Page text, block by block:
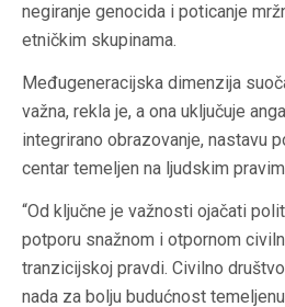
negiranje genocida i poticanje
etničkim skupinama.
Međugeneracijska dimenzija
važna, rekla je, a ona uključuje
integrirano obrazovanje, nastavu
centar temeljen na ljudskim
“Od ključne je važnosti ojačati
potporu snažnom i otpornom
tranzicijskoj pravdi. Civilno
nada za bolju budućnost